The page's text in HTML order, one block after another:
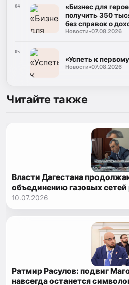
04
«Бизнес для
получить 350
без справок о
Новости•07.08.2026
05
«Успеть к
Новости•07.08.2026
Читайте также
Власти Дагестана
объединению газовых сетей
10.07.2026
Ратмир Расулов: подвиг
навсегда останется